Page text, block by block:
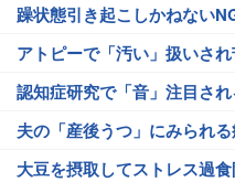
躁状態引き起こしかねない
アトピーで「汚い」扱いさ
認知症研究で「音」注目され
夫の「産後うつ」にみられ
大豆を摂取してストレス過